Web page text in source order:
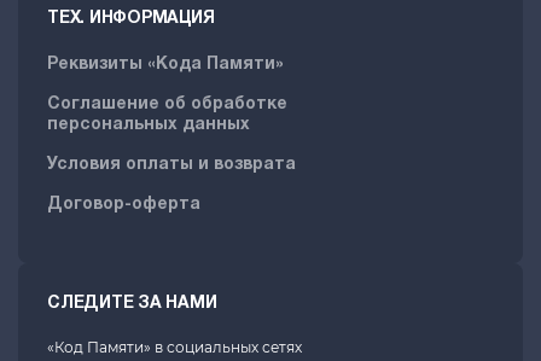
ТЕХ. ИНФОРМАЦИЯ
Реквизиты «Кода Памяти»
Соглашение об обработке
персональных данных
Условия оплаты и возврата
Договор-оферта
СЛЕДИТЕ ЗА НАМИ
«Код Памяти» в социальных сетях